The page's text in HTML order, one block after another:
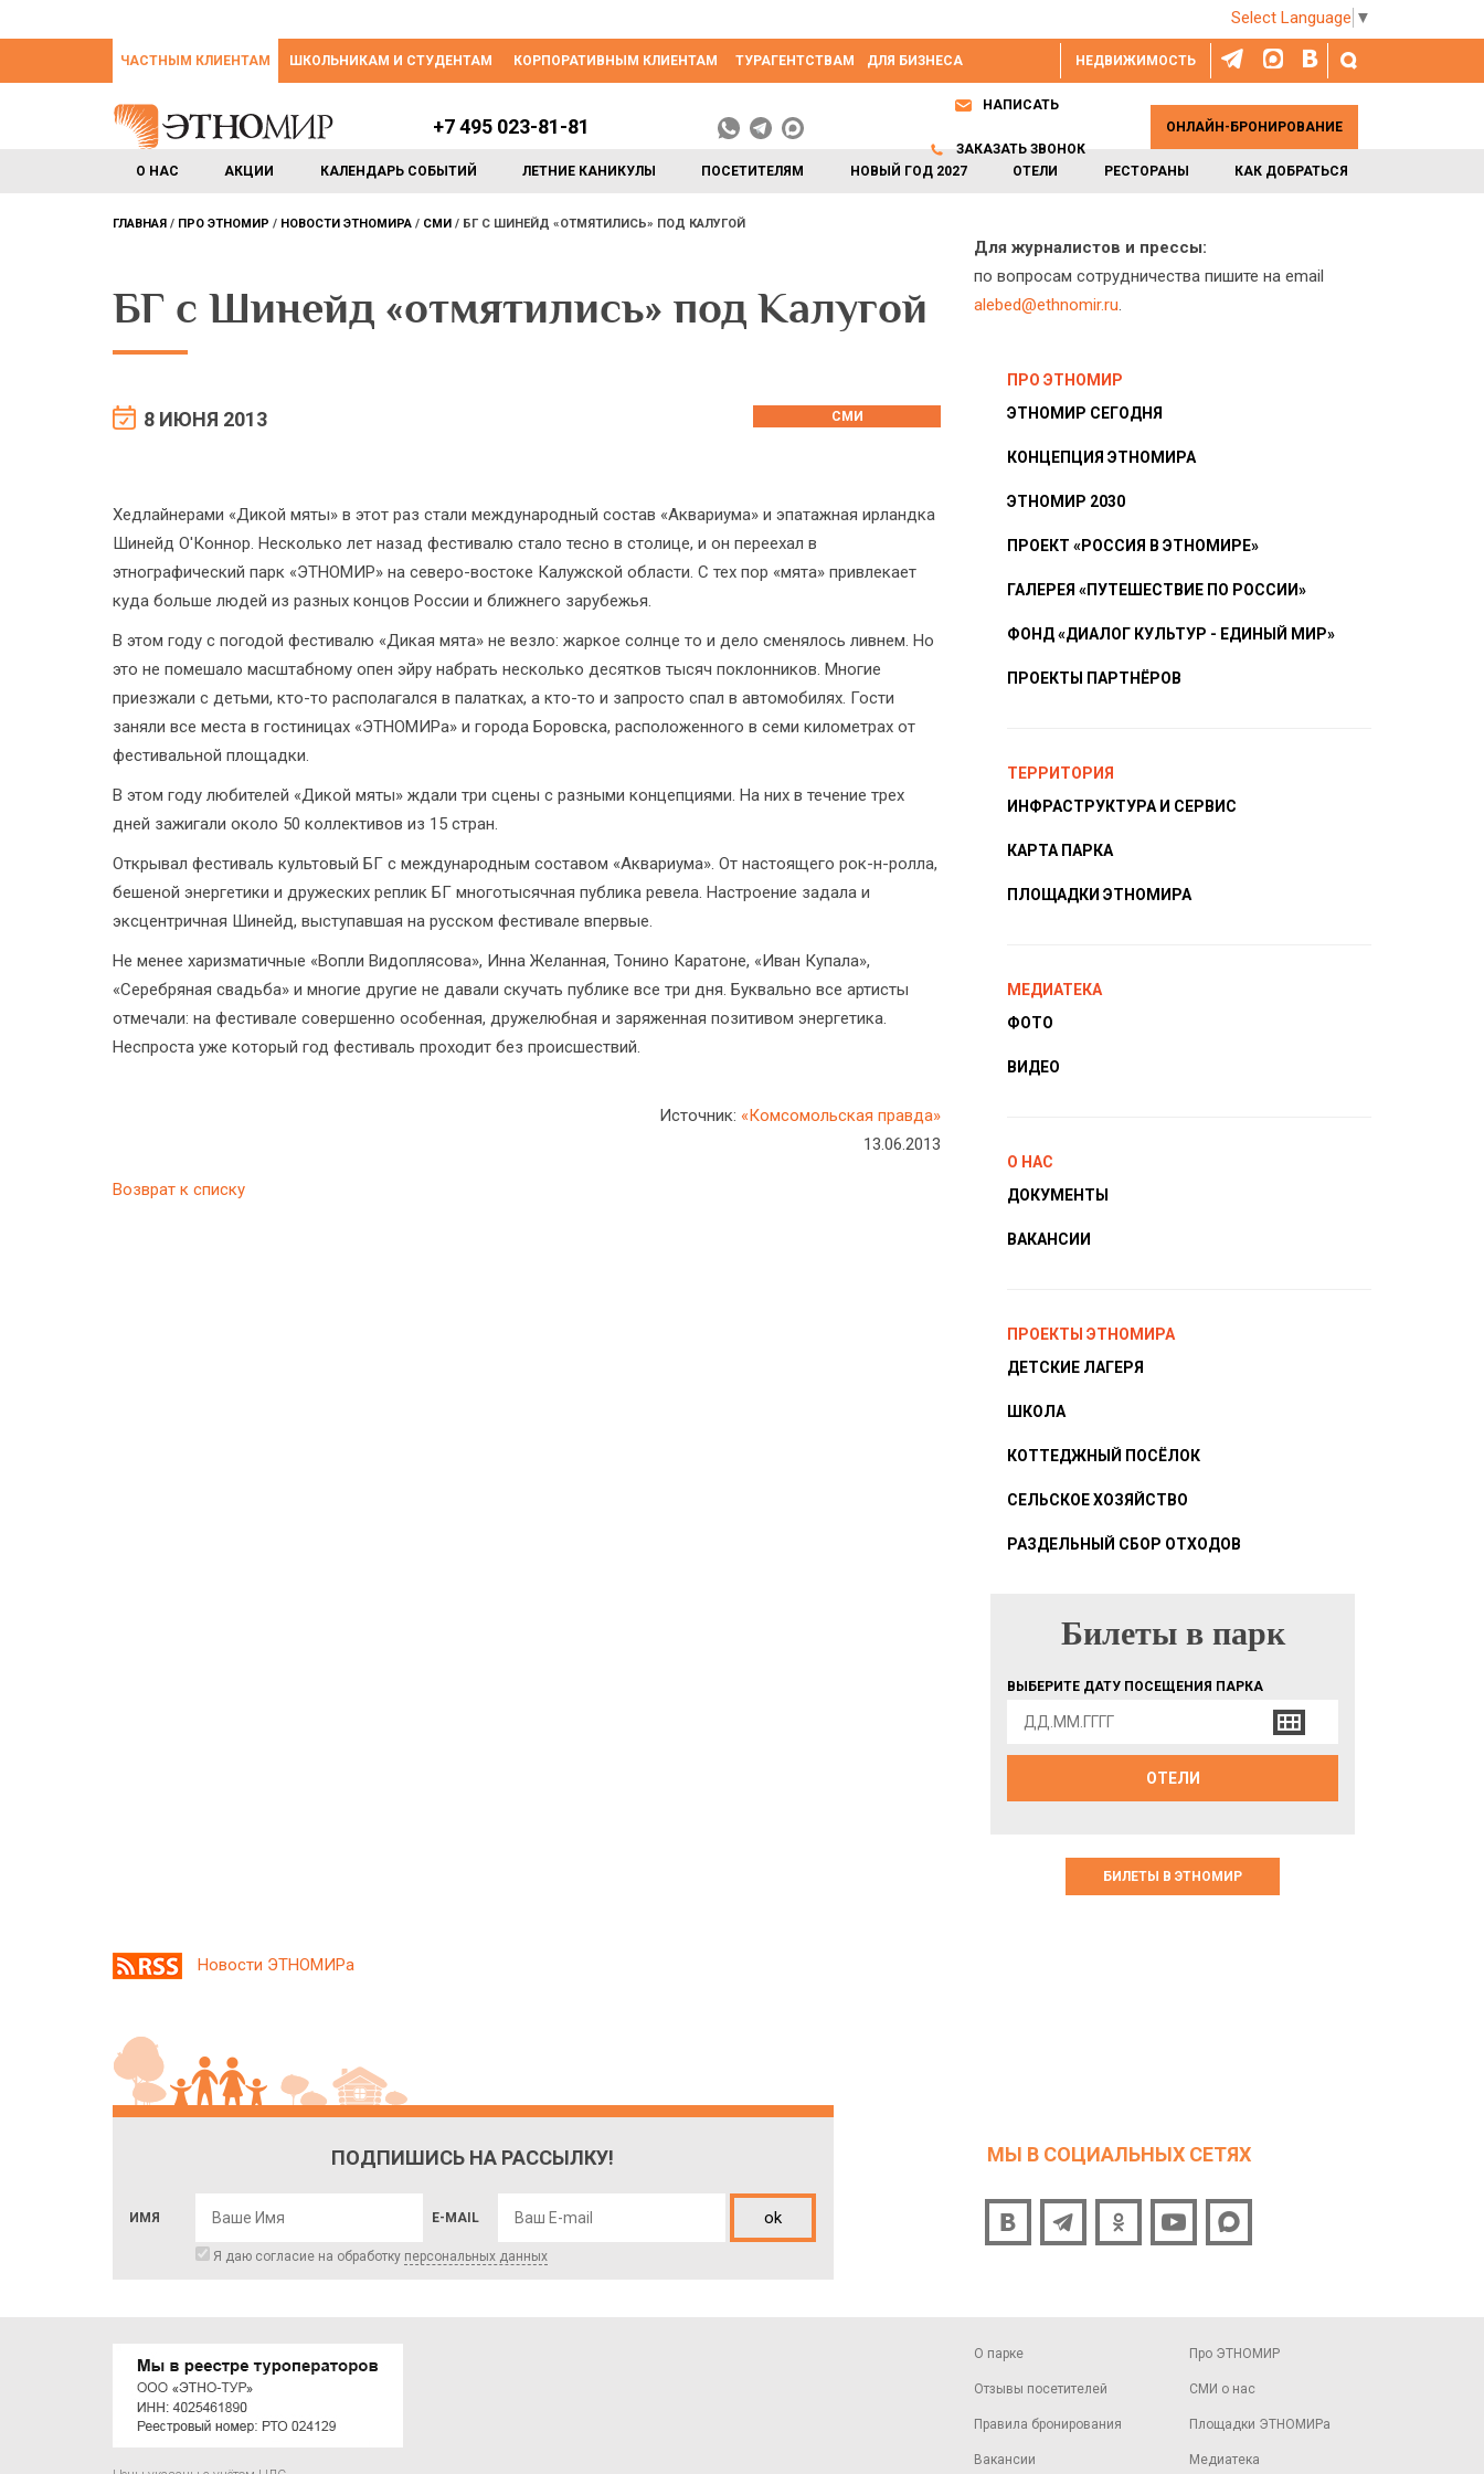
Select Language ▼
НЕДВИЖИМОСТЬ
ЧАСТНЫМ КЛИЕНТАМ ШКОЛЬНИКАМ И СТУДЕНТАМ КОРПОРАТИВНЫМ КЛИЕНТАМ ТУРАГЕНТСТВАМ ДЛЯ БИЗНЕСА
О НАС АКЦИИ КАЛЕНДАРЬ СОБЫТИЙ ЛЕТНИЕ КАНИКУЛЫ ПОСЕТИТЕЛЯМ НОВЫЙ ГОД 2027 ОТЕЛИ РЕСТОРАНЫ КАК ДОБРАТЬСЯ
+7 495 023-81-81
НАПИСАТЬ
ЗАКАЗАТЬ ЗВОНОК
ОНЛАЙН-БРОНИРОВАНИЕ
ГЛАВНАЯ ПРО ЭТНОМИР НОВОСТИ ЭТНОМИРА СМИ БГ С ШИНЕЙД «ОТМЯТИЛИСЬ» ПОД КАЛУГОЙ
БГ с Шинейд «отмятились» под Калугой
8 ИЮНЯ 2013 СМИ
Хедлайнерами «Дикой мяты» в этот раз стали международный состав «Аквариума» и эпатажная ирландка
Шинейд О'Коннор. Несколько лет назад фестивалю стало тесно в столице, и он переехал в
этнографический парк «ЭТНОМИР» на северо-востоке Калужской области. С тех пор «мята» привлекает
куда больше людей из разных концов России и ближнего зарубежья.
В этом году с погодой фестивалю «Дикая мята» не везло: жаркое солнце то и дело сменялось ливнем. Но
это не помешало масштабному опен эйру набрать несколько десятков тысяч поклонников. Многие
приезжали с детьми, кто-то располагался в палатках, а кто-то и запросто спал в автомобилях. Гости
заняли все места в гостиницах «ЭТНОМИРа» и города Боровска, расположенного в семи километрах от
фестивальной площадки.
В этом году любителей «Дикой мяты» ждали три сцены с разными концепциями. На них в течение трех
дней зажигали около 50 коллективов из 15 стран.
Открывал фестиваль культовый БГ с международным составом «Аквариума». От настоящего рок-н-ролла,
бешеной энергетики и дружеских реплик БГ многотысячная публика ревела. Настроение задала и
эксцентричная Шинейд, выступавшая на русском фестивале впервые.
Не менее харизматичные «Вопли Видоплясова», Инна Желанная, Тонино Каратоне, «Иван Купала»,
«Серебряная свадьба» и многие другие не давали скучать публике все три дня. Буквально все артисты
отмечали: на фестивале совершенно особенная, дружелюбная и заряженная позитивом энергетика.
Неспроста уже который год фестиваль проходит без происшествий.
Источник: «Комсомольская правда»
13.06.2013
Возврат к списку
Для журналистов и прессы:
по вопросам сотрудничества пишите на email
alebed@ethnomir.ru.
ПРО ЭТНОМИР
ЭТНОМИР СЕГОДНЯ
КОНЦЕПЦИЯ ЭТНОМИРА
ЭТНОМИР 2030
ПРОЕКТ «РОССИЯ В ЭТНОМИРЕ»
ГАЛЕРЕЯ «ПУТЕШЕСТВИЕ ПО РОССИИ»
ФОНД «ДИАЛОГ КУЛЬТУР - ЕДИНЫЙ МИР»
ПРОЕКТЫ ПАРТНЁРОВ
ТЕРРИТОРИЯ
ИНФРАСТРУКТУРА И СЕРВИС
КАРТА ПАРКА
ПЛОЩАДКИ ЭТНОМИРА
МЕДИАТЕКА
ФОТО
ВИДЕО
О НАС
ДОКУМЕНТЫ
ВАКАНСИИ
ПРОЕКТЫ ЭТНОМИРА
ДЕТСКИЕ ЛАГЕРЯ
ШКОЛА
КОТТЕДЖНЫЙ ПОСЁЛОК
СЕЛЬСКОЕ ХОЗЯЙСТВО
РАЗДЕЛЬНЫЙ СБОР ОТХОДОВ
БИЛЕТЫ В ПАРК
Билеты в парк
ВЫБЕРИТЕ ДАТУ ПОСЕЩЕНИЯ ПАРКА
ОТЕЛИ
БИЛЕТЫ В ЭТНОМИР
Новости ЭТНОМИРа
ПОДПИШИСЬ НА РАССЫЛКУ!
ИМЯ E-MAIL ok
Я даю согласие на обработку персональных данных
МЫ В СОЦИАЛЬНЫХ СЕТЯХ
О парке
Отзывы посетителей
Правила бронирования
Вакансии
Про ЭТНОМИР
СМИ о нас
Площадки ЭТНОМИРа
Медиатека